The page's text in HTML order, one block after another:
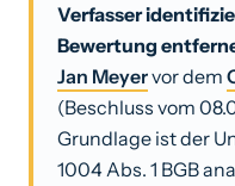
Verfasser
Bewertung
Jan Meyervor dem
(Beschluss vom
Grundlage ist der
1004 Abs. 1 BGB